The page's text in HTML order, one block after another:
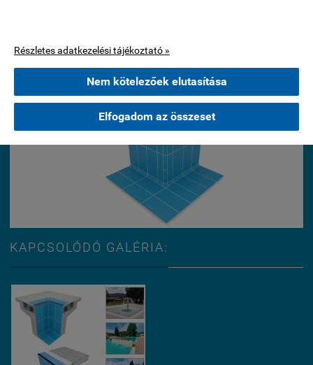
Részletes adatkezelési tájékoztató »
Nem kötelezőek elutasítása
Elfogadom az összeset
KAPCSOLÓDÓ GALÉRIA: